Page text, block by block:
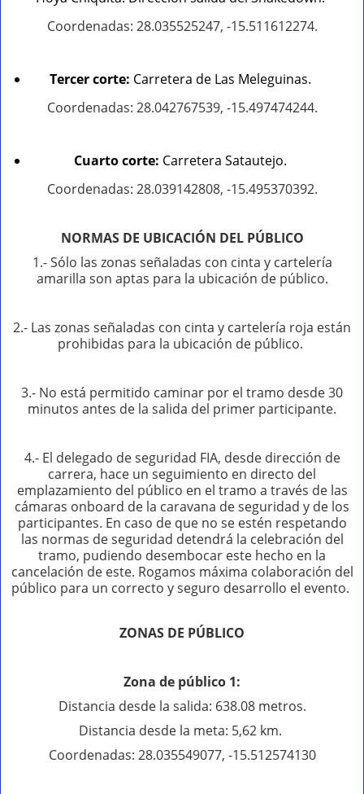
Coordenadas: 28.035525247, -15.511612274.
Tercer corte: Carretera de Las Meleguinas.
Coordenadas: 28.042767539, -15.497474244.
Cuarto corte: Carretera Satautejo.
Coordenadas: 28.039142808, -15.495370392.
NORMAS DE UBICACIÓN DEL PÚBLICO
1.- Sólo las zonas señaladas con cinta y cartelería
amarilla son aptas para la ubicación de público.
2.- Las zonas señaladas con cinta y cartelería roja están
prohibidas para la ubicación de público.
3.- No está permitido caminar por el tramo desde 30
minutos antes de la salida del primer participante.
4.- El delegado de seguridad FIA, desde dirección de
carrera, hace un seguimiento en directo del
emplazamiento del público en el tramo a través de las
cámaras onboard de la caravana de seguridad y de los
participantes. En caso de que no se estén respetando
las normas de seguridad detendrá la celebración del
tramo, pudiendo desembocar este hecho en la
cancelación de este. Rogamos máxima colaboración del
público para un correcto y seguro desarrollo el evento.
ZONAS DE PÚBLICO
Zona de público 1:
Distancia desde la salida: 638.08 metros.
Distancia desde la meta: 5,62 km.
Coordenadas: 28.035549077, -15.512574130